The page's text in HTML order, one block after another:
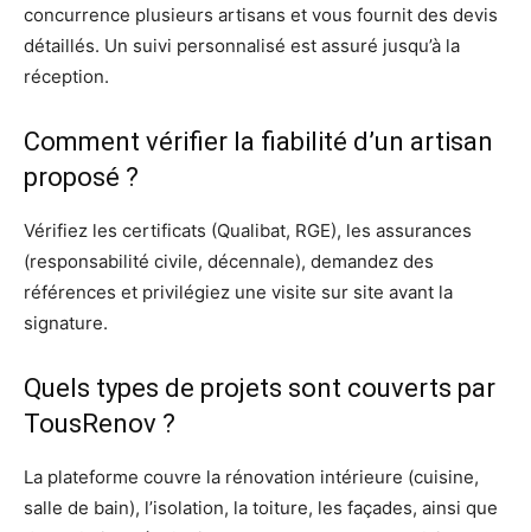
concurrence plusieurs artisans et vous fournit des devis
détaillés. Un suivi personnalisé est assuré jusqu’à la
réception.
Comment vérifier la fiabilité d’un artisan
proposé ?
Vérifiez les certificats (Qualibat, RGE), les assurances
(responsabilité civile, décennale), demandez des
références et privilégiez une visite sur site avant la
signature.
Quels types de projets sont couverts par
TousRenov ?
La plateforme couvre la rénovation intérieure (cuisine,
salle de bain), l’isolation, la toiture, les façades, ainsi que